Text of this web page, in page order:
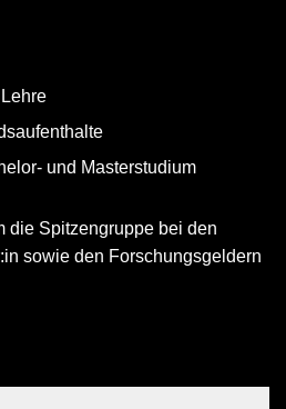
und Masterstudium
die Spitzengruppe bei den
sowie den Forschungsgeldern